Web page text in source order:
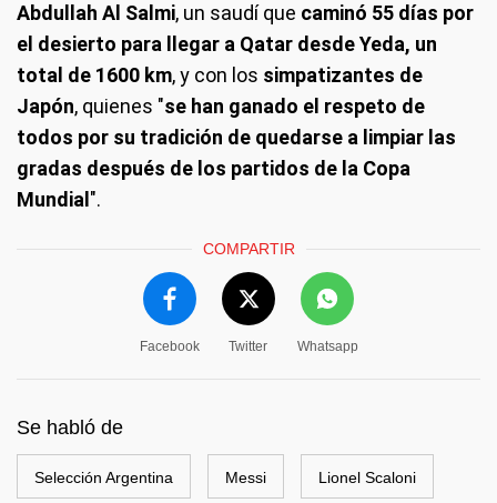
Abdullah Al Salmi, un saudí que caminó 55 días por
el desierto para llegar a Qatar desde Yeda, un
total de 1600 km, y con los simpatizantes de
Japón, quienes "se han ganado el respeto de
todos por su tradición de quedarse a limpiar las
gradas después de los partidos de la Copa
Mundial ".
COMPARTIR
Facebook Twitter Whatsapp
Se habló de
Selección Argentina Messi Lionel Scaloni